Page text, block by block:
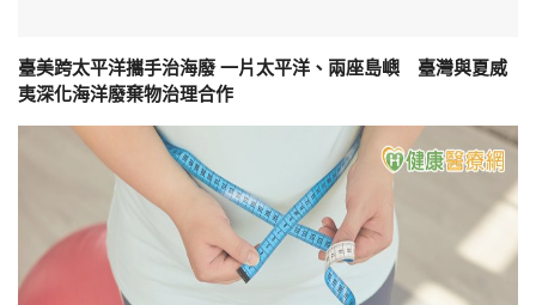
臺美跨太平洋攜手治海廢 一片太平洋、兩座島嶼 臺灣與夏威
夷深化海洋廢棄物治理合作